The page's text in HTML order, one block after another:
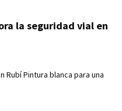
la seguridad vial en
Rubí Pintura blanca para una